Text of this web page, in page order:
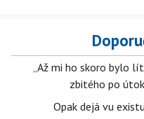
„Až mi ho skoro bylo
zbitého po
Opak dejá vu